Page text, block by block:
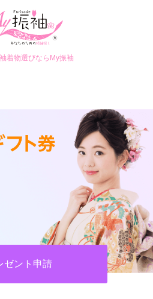
着物選びならMy振袖
ゼント申請